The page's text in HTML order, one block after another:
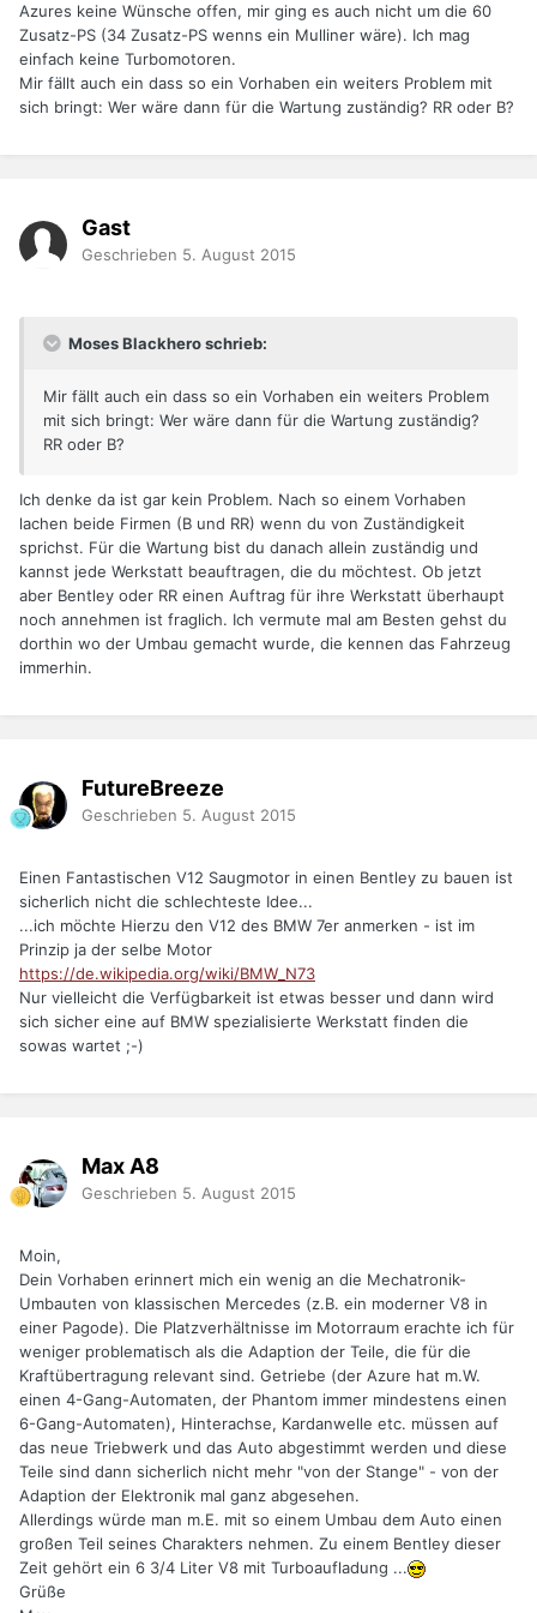
Azures keine Wünsche offen, mir ging es auch nicht um die 60
Zusatz-PS (34 Zusatz-PS wenns ein Mulliner wäre). Ich mag
einfach keine Turbomotoren.
Mir fällt auch ein dass so ein Vorhaben ein weiters Problem mit
sich bringt: Wer wäre dann für die Wartung zuständig? RR oder B?
Gast
Geschrieben 5. August 2015
Moses Blackhero schrieb:
Mir fällt auch ein dass so ein Vorhaben ein weiters Problem
mit sich bringt: Wer wäre dann für die Wartung zuständig?
RR oder B?
Ich denke da ist gar kein Problem. Nach so einem Vorhaben
lachen beide Firmen (B und RR) wenn du von Zuständigkeit
sprichst. Für die Wartung bist du danach allein zuständig und
kannst jede Werkstatt beauftragen, die du möchtest. Ob jetzt
aber Bentley oder RR einen Auftrag für ihre Werkstatt überhaupt
noch annehmen ist fraglich. Ich vermute mal am Besten gehst du
dorthin wo der Umbau gemacht wurde, die kennen das Fahrzeug
immerhin.
FutureBreeze
Geschrieben 5. August 2015
Einen Fantastischen V12 Saugmotor in einen Bentley zu bauen ist
sicherlich nicht die schlechteste Idee...
...ich möchte Hierzu den V12 des BMW 7er anmerken - ist im
Prinzip ja der selbe Motor
https://de.wikipedia.org/wiki/BMW_N73
Nur vielleicht die Verfügbarkeit ist etwas besser und dann wird
sich sicher eine auf BMW spezialisierte Werkstatt finden die
sowas wartet ;-)
Max A8
Geschrieben 5. August 2015
Moin,
Dein Vorhaben erinnert mich ein wenig an die Mechatronik-
Umbauten von klassischen Mercedes (z.B. ein moderner V8 in
einer Pagode). Die Platzverhältnisse im Motorraum erachte ich für
weniger problematisch als die Adaption der Teile, die für die
Kraftübertragung relevant sind. Getriebe (der Azure hat m.W.
einen 4-Gang-Automaten, der Phantom immer mindestens einen
6-Gang-Automaten), Hinterachse, Kardanwelle etc. müssen auf
das neue Triebwerk und das Auto abgestimmt werden und diese
Teile sind dann sicherlich nicht mehr "von der Stange" - von der
Adaption der Elektronik mal ganz abgesehen.
Allerdings würde man m.E. mit so einem Umbau dem Auto einen
großen Teil seines Charakters nehmen. Zu einem Bentley dieser
Zeit gehört ein 6 3/4 Liter V8 mit Turboaufladung ...
Grüße